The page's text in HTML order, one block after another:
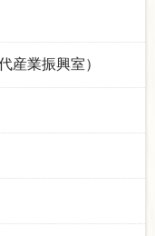
産業振興室）